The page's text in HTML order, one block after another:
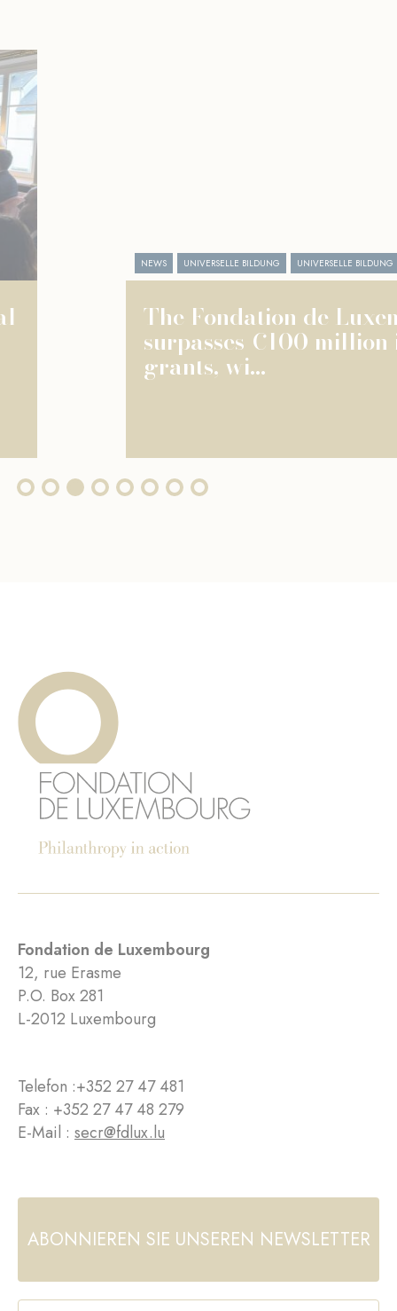
UNIVERSELLE BILDUNG UNIVERSELLE BILDUNG
The Fondation de Luxembourg
surpasses €100 million in total
Fondation de Luxembourg
12, rue Erasme
P.O. Box 281
L-2012 Luxembourg
Telefon :+352 27 47 481
Fax : +352 27 47 48 279
E-Mail : secr@fdlux.lu
ABONNIEREN SIE UNSEREN NEWSLETTER